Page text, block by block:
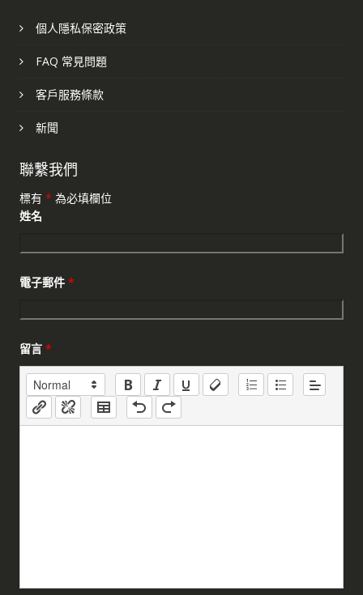
個人隱私保密政策
FAQ 常見問題
客戶服務條款
新聞
聯繫我們
標有 * 為必填欄位
姓名
電子郵件 *
留言 *